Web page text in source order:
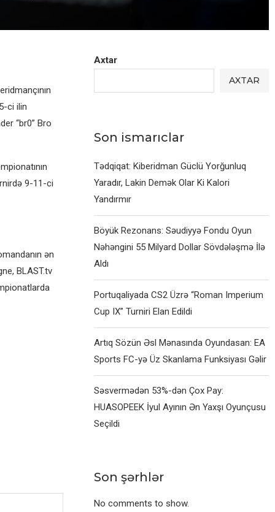
ci ilin
“br0” Bro
9-11-ci
ən
BLAST.tv
Axtar
AXTAR
Son ismarıclar
Tədqiqat: Kiberidman Güclü Yorğunluq
Yaradır, Lakin Demək Olar Ki Kalori
Yandırmır
Böyük Rezonans: Səudiyyə Fondu Oyun
Nəhəngini 55 Milyard Dollar Sövdələşmə İlə
Aldı
Portuqaliyada CS2 Üzrə “Roman Imperium
Cup IX” Turniri Elan Edildi
Artıq Sözün Əsl Mənasında Oyundasan: EA
Sports FC-yə Üz Skanlama Funksiyası Gəlir
Səsvermədən 53%-dən Çox Pay:
HUASOPEEK İyul Ayının Ən Yaxşı Oyunçusu
Seçildi
Son şərhlər
No comments to show.